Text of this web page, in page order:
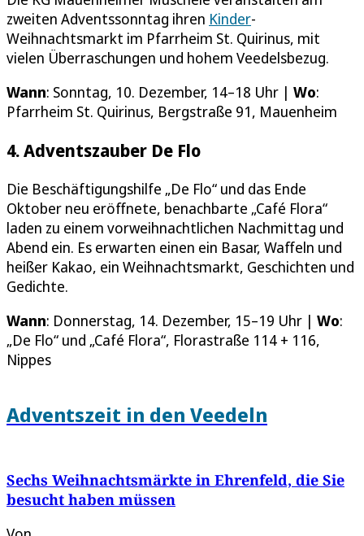
zweiten Adventssonntag ihren Kinder-
Weihnachtsmarkt im Pfarrheim St. Quirinus, mit
vielen Überraschungen und hohem Veedelsbezug.
Wann: Sonntag, 10. Dezember, 14–18 Uhr | Wo:
Pfarrheim St. Quirinus, Bergstraße 91, Mauenheim
4. Adventszauber De Flo
Die Beschäftigungshilfe „De Flo“ und das Ende
Oktober neu eröffnete, benachbarte „Café Flora“
laden zu einem vorweihnachtlichen Nachmittag und
Abend ein. Es erwarten einen ein Basar, Waffeln und
heißer Kakao, ein Weihnachtsmarkt, Geschichten und
Gedichte.
Wann: Donnerstag, 14. Dezember, 15–19 Uhr | Wo:
„De Flo“ und „Café Flora“, Florastraße 114 + 116,
Nippes
Adventszeit in den Veedeln
Sechs Weihnachtsmärkte in Ehrenfeld, die Sie
besucht haben müssen